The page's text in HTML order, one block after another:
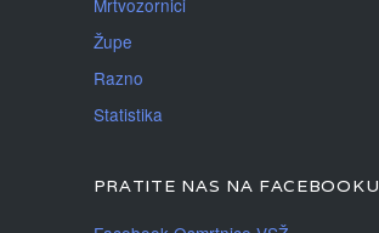
Župe
Razno
Statistika
PRATITE NAS NA FACEBOOKU